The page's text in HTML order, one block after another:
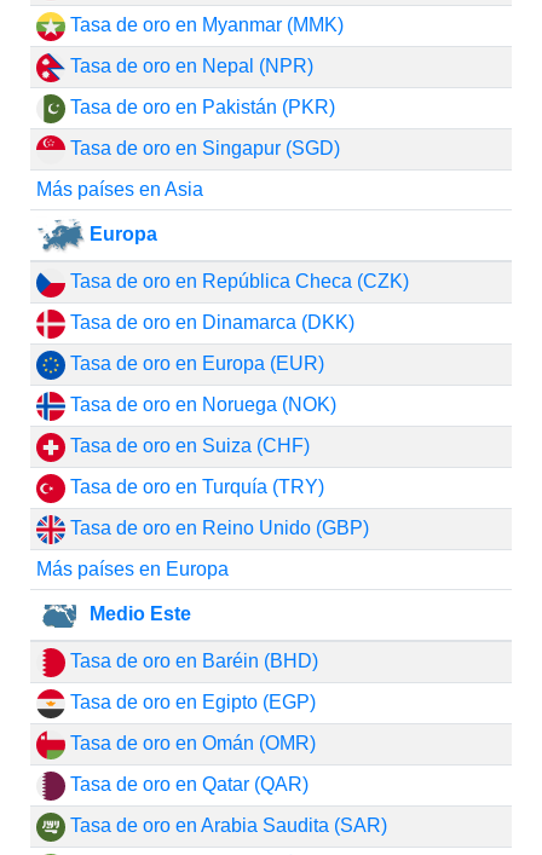
Tasa de oro en Myanmar (MMK)
Tasa de oro en Nepal (NPR)
Tasa de oro en Pakistán (PKR)
Tasa de oro en Singapur (SGD)
Más países en Asia
Europa
Tasa de oro en República Checa (CZK)
Tasa de oro en Dinamarca (DKK)
Tasa de oro en Europa (EUR)
Tasa de oro en Noruega (NOK)
Tasa de oro en Suiza (CHF)
Tasa de oro en Turquía (TRY)
Tasa de oro en Reino Unido (GBP)
Más países en Europa
Medio Este
Tasa de oro en Baréin (BHD)
Tasa de oro en Egipto (EGP)
Tasa de oro en Omán (OMR)
Tasa de oro en Qatar (QAR)
Tasa de oro en Arabia Saudita (SAR)